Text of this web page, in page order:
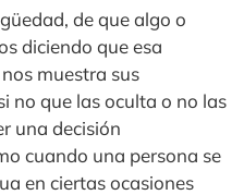
de que algo o
diciendo que esa
muestra sus
no que las oculta o no las
una decisión
cuando una persona se
en ciertas ocasiones